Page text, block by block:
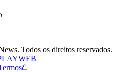
. Todos os direitos reservados.